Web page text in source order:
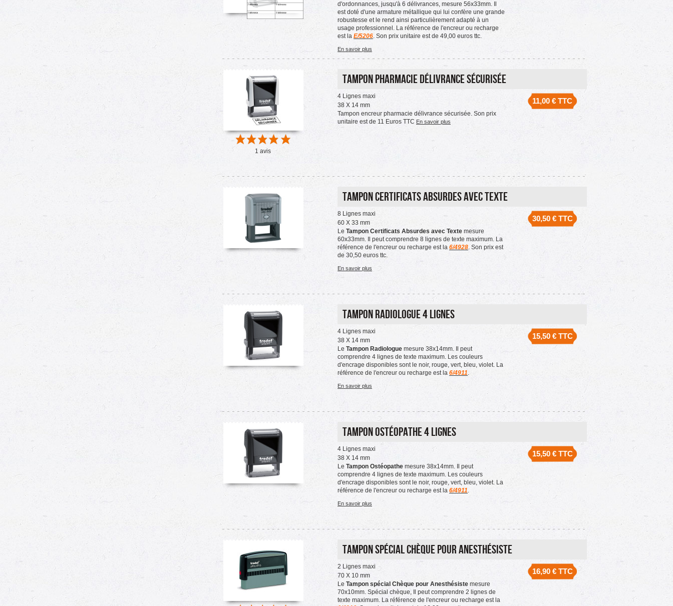
d'ordonnances, jusqu'à 6 délivrances, mesure 56x33mm. Il
est doté d'une armature métallique qui lui confère une grande
robustesse et le rend ainsi particulièrement adapté à un
usage professionnel. La référence de l'encreur ou recharge
est la E/5206. Son prix unitaire est de 49,00 euros ttc.
En savoir plus
1 avis
Tampon Pharmacie Délivrance Sécurisée
11,00 € TTC
4 Lignes maxi
38 X 14 mm
Tampon encreur pharmacie délivrance sécurisée. Son prix
unitaire est de 11 Euros TTC En savoir plus
Tampon Certificats Absurdes avec Texte
30,50 €TTC
8 Lignes maxi
60 X 33 mm
Le Tampon Certificats Absurdes avec Texte mesure
60x33mm. Il peut comprendre 8 lignes de texte maximum. La
référence de l'encreur ou recharge est la 6/4928. Son prix est
de 30,50 euros ttc.
En savoir plus
Tampon Radiologue 4 Lignes
15,50 €TTC
4 Lignes maxi
38 X 14 mm
Le Tampon Radiologue mesure 38x14mm. Il peut
comprendre 4 lignes de texte maximum. Les couleurs
d'encrage disponibles sont le noir, rouge, vert, bleu, violet. La
référence de l'encreur ou recharge est la 6/4911.
En savoir plus
Tampon Ostéopathe 4 Lignes
15,50 €TTC
4 Lignes maxi
38 X 14 mm
Le Tampon Ostéopathe mesure 38x14mm. Il peut
comprendre 4 lignes de texte maximum. Les couleurs
d'encrage disponibles sont le noir, rouge, vert, bleu, violet. La
référence de l'encreur ou recharge est la 6/4911.
En savoir plus
Tampon spécial Chèque pour Anesthésiste
16,90 €TTC
2 Lignes maxi
70 X 10 mm
Le Tampon spécial Chèque pour Anesthésiste mesure
70x10mm. Spécial chèque, Il peut comprendre 2 lignes de
texte maximum. La référence de l'encreur ou recharge est la